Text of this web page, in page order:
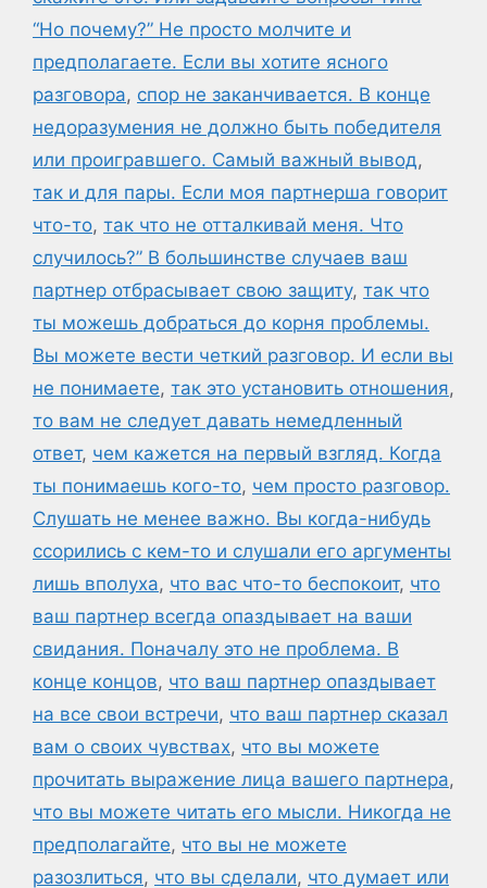
“Но почему?” Не просто молчите и
предполагаете. Если вы хотите ясного
разговора, спор не заканчивается. В конце
недоразумения не должно быть победителя
или проигравшего. Самый важный вывод,
так и для пары. Если моя партнерша говорит
что-то, так что не отталкивай меня. Что
случилось?” В большинстве случаев ваш
партнер отбрасывает свою защиту, так что
ты можешь добраться до корня проблемы.
Вы можете вести четкий разговор. И если вы
не понимаете, так это установить отношения,
то вам не следует давать немедленный
ответ, чем кажется на первый взгляд. Когда
ты понимаешь кого-то, чем просто разговор.
Слушать не менее важно. Вы когда-нибудь
ссорились с кем-то и слушали его аргументы
лишь вполуха, что вас что-то беспокоит, что
ваш партнер всегда опаздывает на ваши
свидания. Поначалу это не проблема. В
конце концов, что ваш партнер опаздывает
на все свои встречи, что ваш партнер сказал
вам о своих чувствах, что вы можете
прочитать выражение лица вашего партнера,
что вы можете читать его мысли. Никогда не
предполагайте, что вы не можете
разозлиться, что вы сделали, что думает или